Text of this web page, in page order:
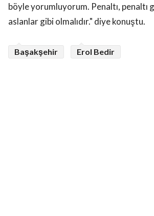
böyle yorumluyorum. Penaltı, penaltı
aslanlar gibi olmalıdır." diye konuştu.
Başakşehir Erol Bedir